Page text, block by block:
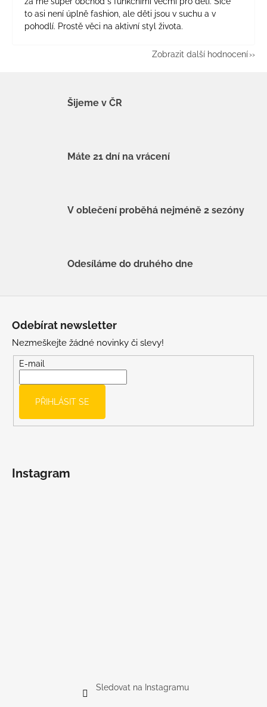
to asi není úplně fashion, ale děti jsou v suchu a v
pohodlí. Prostě věci na aktivní styl života.
Zobrazit další hodnocení
Šijeme v ČR
Máte 21 dní na vrácení
V oblečení proběhá nejméně 2 sezóny
Odesíláme do druhého dne
Odebírat newsletter
Nezmeškejte žádné novinky či slevy!
E-mail
PŘIHLÁSIT SE
Instagram
Sledovat na Instagramu